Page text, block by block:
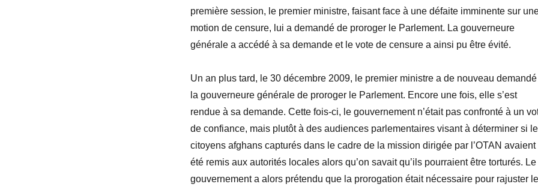
première session, le premier ministre, faisant face à une défaite imminente sur
motion de censure, lui a demandé de proroger le Parlement. La gouverneure
générale a accédé à sa demande et le vote de censure a ainsi pu être évité.
Un an plus tard, le 30 décembre 2009, le premier ministre a de nouveau demandé
la gouverneure générale de proroger le Parlement. Encore une fois, elle s’est
rendue à sa demande. Cette fois-ci, le gouvernement n’était pas confronté à un
de confiance, mais plutôt à des audiences parlementaires visant à déterminer si
citoyens afghans capturés dans le cadre de la mission dirigée par l’OTAN avaient
été remis aux autorités locales alors qu’on savait qu’ils pourraient être torturés. Le
gouvernement a alors prétendu que la prorogation était nécessaire pour rajuster le